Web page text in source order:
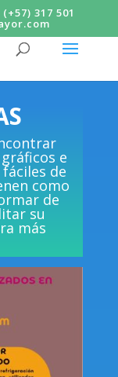
317 501
e
de
como
de
su
más